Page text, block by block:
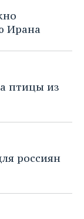
Ирана
птицы из
россиян